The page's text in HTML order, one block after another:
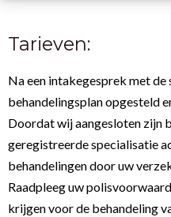
Tarieven:
Na een intakegesprek met
behandelingsplan opgesteld
Doordat wij aangesloten zijn
geregistreerde specialisatie
behandelingen door uw
Raadpleeg uw
krijgen voor de behandeling